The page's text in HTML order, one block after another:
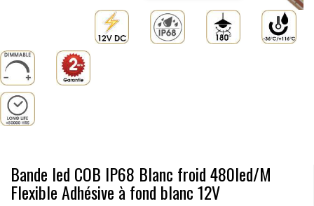
Bande led COB IP68 Blanc froid 480led/M
Flexible Adhésive à fond blanc 12V